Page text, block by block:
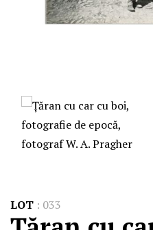
LOT : 033